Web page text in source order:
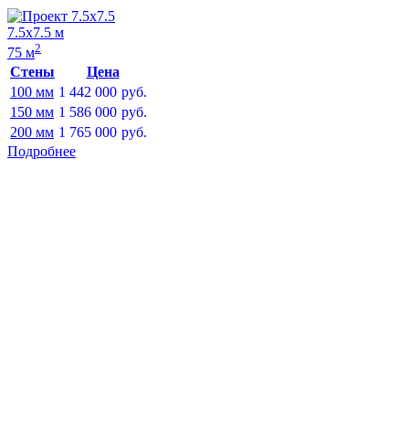
7.5х7.5 м
75 м2
Стены
Цена
100 мм 1 442 000 руб.
150 мм 1 586 000 руб.
200 мм 1 765 000 руб.
Подробнее